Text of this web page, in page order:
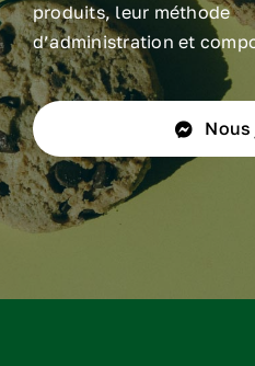
produits, leur méthode
d’administration et